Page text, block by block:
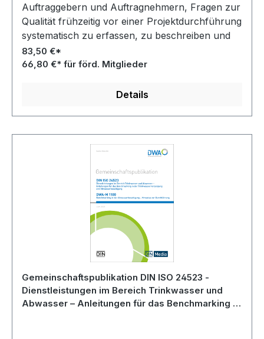
Auftraggebern und Auftragnehmern, Fragen zur
Qualität frühzeitig vor einer Projektdurchführung
systematisch zu erfassen, zu beschreiben und
die Ziele der Leistungsphasen bschließend zu
überprüfen.
83,50 €*
66,80 €* für förd. Mitglieder
Details
Gemeinschaftspublikation DIN ISO 24523 -
Dienstleistungen im Bereich Trinkwasser und
Abwasser – Anleitungen für das Benchmarking in